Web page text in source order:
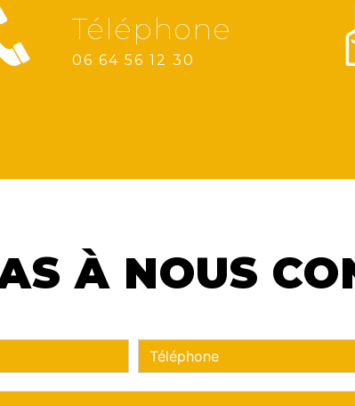
Téléphone
06 64 56 12 30
À NOUS